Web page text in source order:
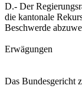
D.- Der
die kantonale
Beschwerde
Erwägungen
Das Bundesgericht